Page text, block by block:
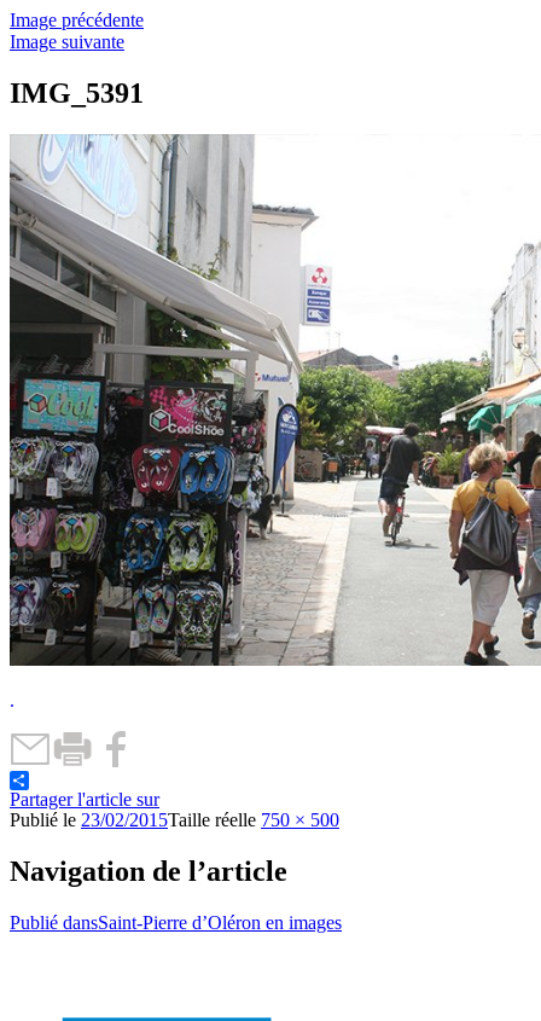
Image précédente
Image suivante
IMG_5391
.
Partager l'article sur
Publié le 23/02/2015Taille réelle 750 × 500
Navigation de l’article
Publié dansSaint-Pierre d’Oléron en images